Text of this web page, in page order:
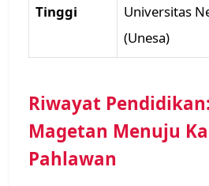
Tinggi
Universitas
(Unesa)
Riwayat
Magetan Menuju
Pahlawan